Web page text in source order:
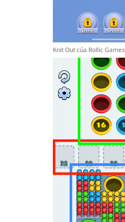
Knit Out của Rollic Games